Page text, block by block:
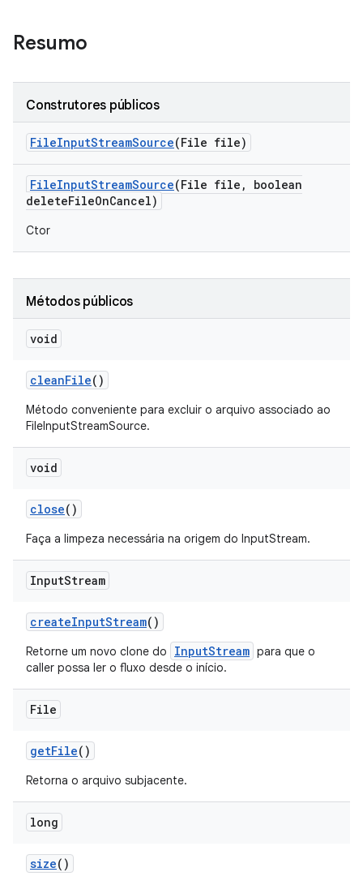
Resumo
Construtores públicos
FileInputStreamSource(File file)
FileInputStreamSource(File file ,
boolean
deleteFileOnCancel)
Ctor
Métodos públicos
void
cleanFile()
Método conveniente para excluir o arquivo associado ao
FileInputStreamSource.
void
close()
Faça a limpeza necessária na origem do InputStream.
InputStream
createInputStream()
Retorne um novo clone do InputStream para que o
caller possa ler o fluxo desde o início.
File
getFile()
Retorna o arquivo subjacente.
long
size()